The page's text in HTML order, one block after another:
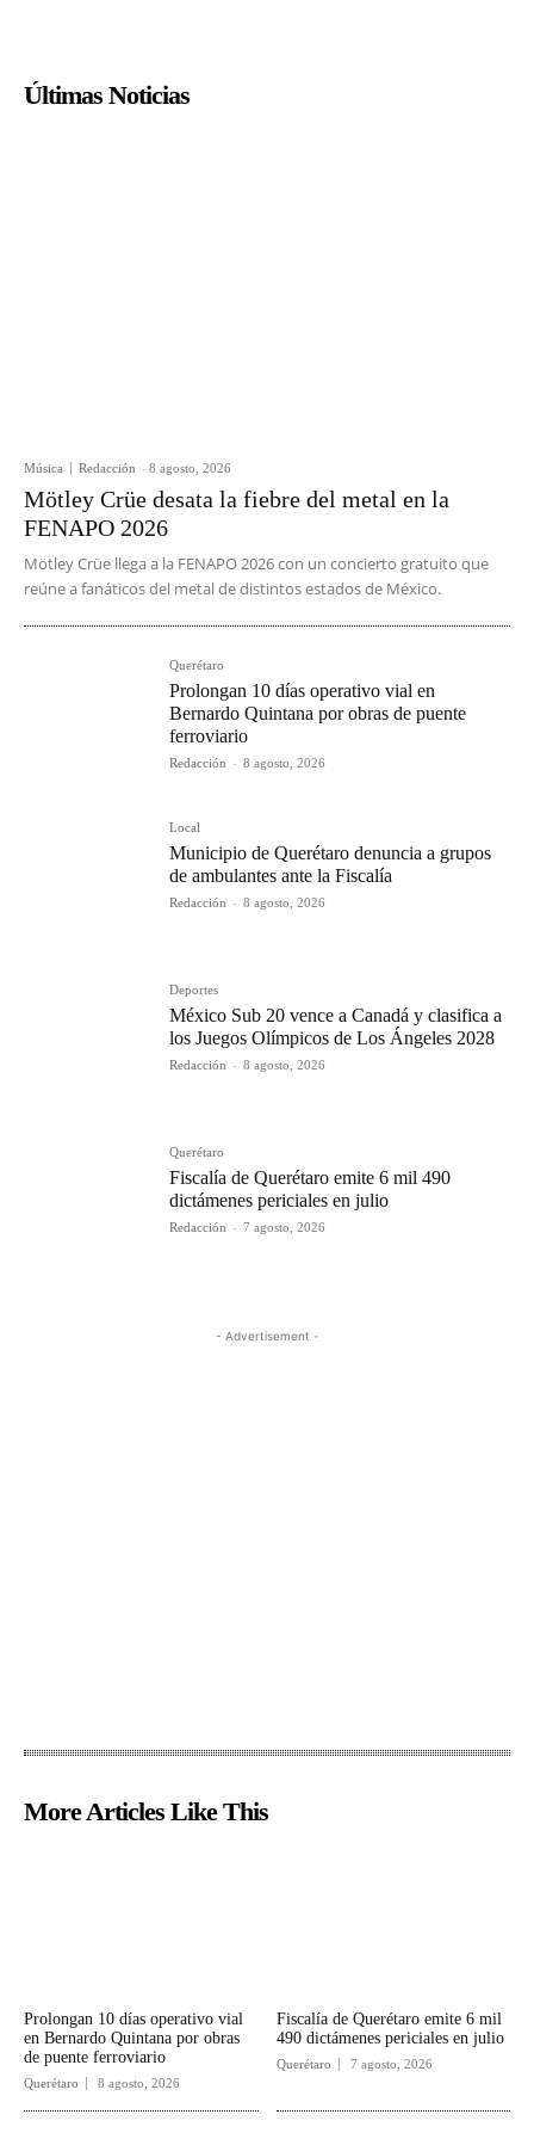
Últimas Noticias
Música Redacción - 8 agosto, 2026
Mötley Crüe desata la fiebre del metal en la
FENAPO 2026
Mötley Crüe llega a la FENAPO 2026 con un concierto gratuito que
reúne a fanáticos del metal de distintos estados de México.
Querétaro
Prolongan 10 días operativo vial en
Bernardo Quintana por obras de puente
ferroviario
Redacción - 8 agosto, 2026
Local
Municipio de Querétaro denuncia a grupos
de ambulantes ante la Fiscalía
Redacción - 8 agosto, 2026
Deportes
México Sub 20 vence a Canadá y clasifica a
los Juegos Olímpicos de Los Ángeles 2028
Redacción - 8 agosto, 2026
Querétaro
Fiscalía de Querétaro emite 6 mil 490
dictámenes periciales en julio
Redacción - 7 agosto, 2026
- Advertisement -
More Articles Like This
Prolongan 10 días operativo vial
en Bernardo Quintana por obras
de puente ferroviario
Querétaro 8 agosto, 2026
Fiscalía de Querétaro emite 6 mil
490 dictámenes periciales en julio
Querétaro 7 agosto, 2026